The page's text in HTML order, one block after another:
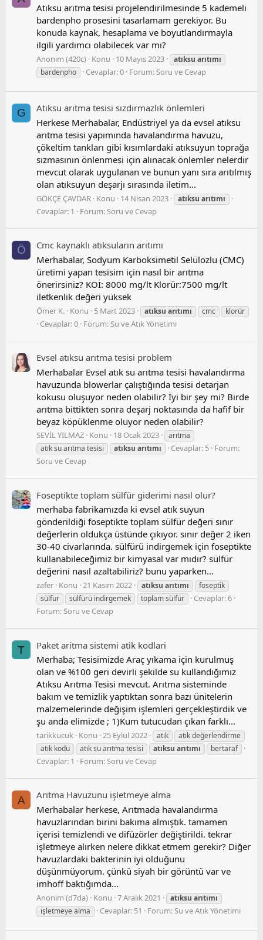
Atıksu arıtma tesisi projelendirilmesinde 5 kademeli
bardenpho prosesini tasarlamam gerekiyor. Bu
konuda kaynak, hesaplama ve boyutlandırmayla
ilgili yardımcı olabilecek var mı?
Anonim (420c) Konu 10 Mayıs 2023 atıksu arıtımı
bardenpho
Cevaplar: 0 Forum:Soru ve Cevap
G
Atıksu arıtma tesisi sızdırmazlık önlemleri
Herkese Merhabalar, Endüstriyel ya da evsel atıksu
arıtma tesisi yapımında havalandırma havuzu,
çökeltim tankları gibi kısımlardaki atıksuyun toprağa
sızmasının önlenmesi için alınacak önlemler nelerdir
mevcut olarak uygulanan ve bunun yanı sıra arıtılmış
olan atıksuyun deşarjı sırasında iletim...
GÖKÇE ÇAVDAR Konu 14 Nisan 2023 atıksu arıtımı
Cevaplar: 1 Forum:Soru ve Cevap
Ö
Cmc kaynaklı atıksuların arıtımı
Merhabalar, Sodyum Karboksimetil Selülozlu (CMC)
üretimi yapan tesisim için nasıl bir arıtma
önerirsiniz? KOİ: 8000 mg/lt Klorür:7500 mg/lt
iletkenlik değeri yüksek
Ömer K. Konu 5 Mart 2023 atıksu arıtımı cmc klorür
Cevaplar: 0 Forum: Su ve Atık Yönetimi
Evsel atıksu arıtma tesisi problem
Merhabalar Evsel atık su arıtma tesisi havalandırma
havuzunda blowerlar çalıştığında tesisi detarjan
kokusu oluşuyor neden olabilir? İyi bir şey mi? Birde
arıtma bittikten sonra deşarj noktasında da hafif bir
beyaz köpüklenme oluyor neden olabilir?
SEVİL YILMAZ Konu 18 Ocak 2023
arıtma
atık su arıtma tesisi
atıksu arıtımı Cevaplar: 5 Forum:
Soru ve Cevap
Foseptikte toplam sülfür giderimi nasıl olur?
merhaba fabrikamızda ki evsel atık suyun
gönderildiği foseptikte toplam sülfür değeri sınır
değerlerin oldukça üstünde çıkıyor. sınır değer 2 iken
30-40 civarlarında. sülfürü indirgemek için foseptikte
kullanabileceğimiz bir kimyasal var mıdır? sülfür
değerini nasıl azaltabiliriz? bunu yaparken...
zafer Konu 21 Kasım 2022 atıksu arıtımı
foseptik
sülfür
sülfürü indirgemek toplam sülfür
Cevaplar: 6
Forum:Soru ve Cevap
T
Paket aritma si̇stemi̇ atik kodlari
Merhaba; Tesisimizde Araç yıkama için kurulmuş
olan ve %100 geri devirli şekilde su kullandığımız
Atıksu Arıtma Tesisi mevcut. Arıtma sisteminde
bakım ve temizlik yaptıktan sonra bazı ünitelerin
malzemelerinde değişim işlemleri gerçekleştirdik ve
şu anda elimizde ; 1)Kum tutucudan çıkan farklı...
tarikkucuk Konu 25 Eylül 2022 atık
atık değerlendirme
atık kodu
atık su arıtma tesisi atıksu arıtımı bertaraf
Cevaplar: 1 Forum:Soru ve Cevap
A
Arıtma Havuzunu işletmeye alma
Merhabalar herkese, Arıtmada havalandırma
havuzlarından birini bakıma almıştık. tamamen
içerisi temizlendi ve difüzörler değiştirildi. tekrar
işletmeye alırken nelere dikkat etmem gerekir? Diğer
havuzlardaki bakterinin iyi olduğunu
düşünmüyorum. çünkü siyah bir görüntü var ve
imhoff baktığımda...
Anonim (d7da) Konu 7 Aralık 2021 atıksu arıtımı
işletmeye alma
Cevaplar: 51 Forum:Su ve Atık Yönetimi